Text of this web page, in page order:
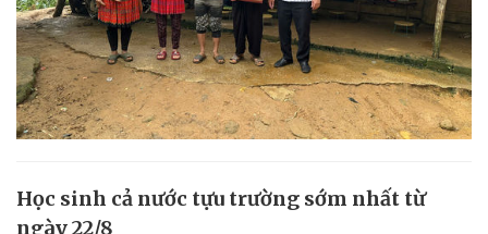
Học sinh cả nước tựu trường sớm nhất từ
ngày 22/8